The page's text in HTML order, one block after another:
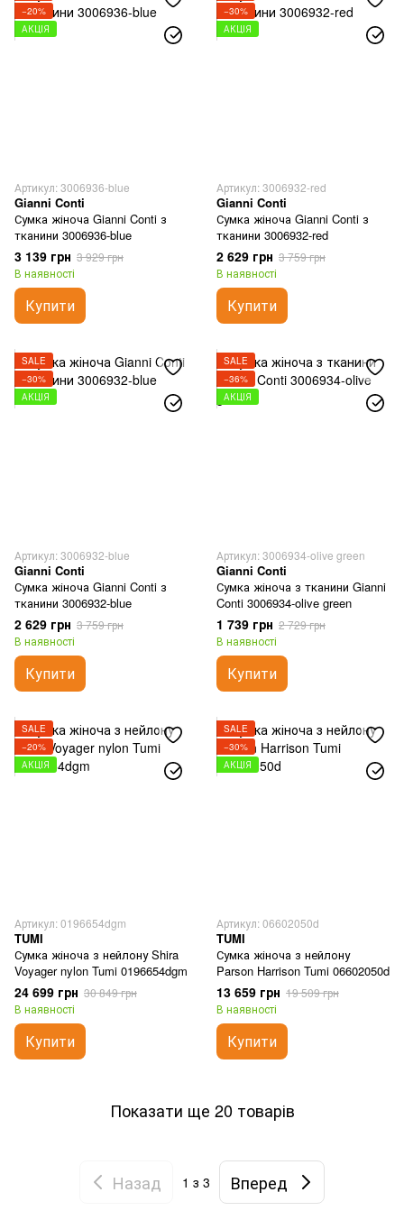
−20%
АКЦІЯ
Артикул: 3006936-blue
Gianni Conti
Сумка жіноча Gianni Conti з
тканини 3006936-blue
3 139 грн 3 929 грн
В наявності
Купити
−30%
АКЦІЯ
Артикул: 3006932-red
Gianni Conti
Сумка жіноча Gianni Conti з
тканини 3006932-red
2 629 грн 3 759 грн
В наявності
Купити
SALE
−30%
АКЦІЯ
Артикул: 3006932-blue
Gianni Conti
Сумка жіноча Gianni Conti з
тканини 3006932-blue
2 629 грн 3 759 грн
В наявності
Купити
SALE
−36%
АКЦІЯ
Артикул: 3006934-olive green
Gianni Conti
Сумка жіноча з тканини Gianni
Conti 3006934-olive green
1 739 грн 2 729 грн
В наявності
Купити
SALE
−20%
АКЦІЯ
Артикул: 0196654dgm
TUMI
Сумка жіноча з нейлону Shira
Voyager nylon Tumi 0196654dgm
24 699 грн 30 849 грн
В наявності
Купити
SALE
−30%
АКЦІЯ
Артикул: 06602050d
TUMI
Сумка жіноча з нейлону
Parson Harrison Tumi 06602050d
13 659 грн 19 509 грн
В наявності
Купити
Показати ще 20 товарів
Назад 1 з 3 Вперед